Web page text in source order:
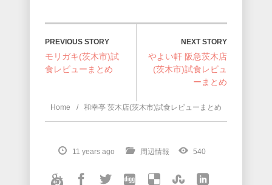
PREVIOUS STORY
モリガキ(茨木市)試
食レビューまとめ
NEXT STORY
やよい軒 阪急茨木店
(茨木市)試食レビュ
ーまとめ
Home 和幸亭 茨木店(茨木市)試食レビューまとめ
11 years ago 周辺情報 540